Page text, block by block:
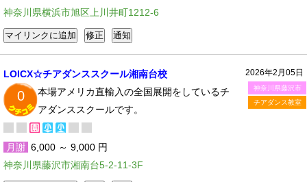
神奈川県横浜市旭区上川井町1212-6
2026年2月05日
神奈川県藤沢市
チアダンス教室
LOICX☆チアダンススクール湘南台校
0
本場アメリカ直輸入の全国展開をしているチ
アダンススクールです。
月謝 6,000 ～ 9,000 円
神奈川県藤沢市湘南台5-2-11-3F